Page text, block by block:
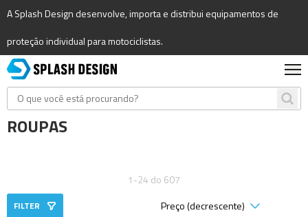
A Splash Design desenvolve, importa e distribui equipamentos de
proteção individual para motociclistas.
ROUPAS
1-24 do 607
FILTER